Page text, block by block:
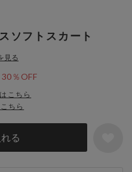
ソフトスカート
見る
30％OFF
こちら
る
ちら